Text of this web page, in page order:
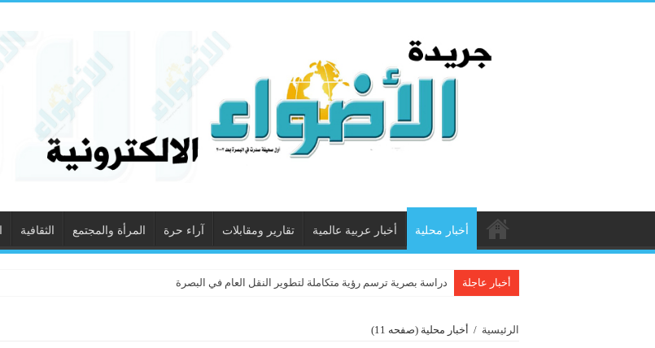
أخبار محلية أخبار عربية عالمية تقارير ومقابلات آراء حرة المرأة والمجتمع الثقافية
أخبار عاجلة دراسة بصرية ترسم رؤية متكاملة لتطوير النقل العام في البصرة
الرئيسية / أخبار محلية (صفحه 11)